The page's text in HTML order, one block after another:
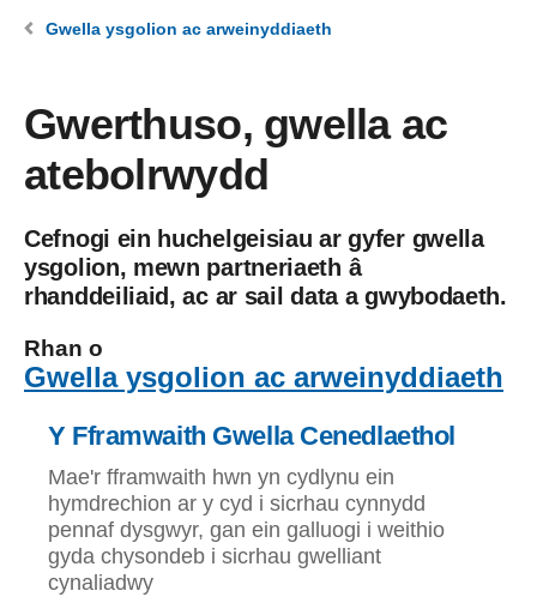
Gwella ysgolion ac arweinyddiaeth
Gwerthuso, gwella ac
atebolrwydd
Cefnogi ein huchelgeisiau ar gyfer gwella
ysgolion, mewn partneriaeth â
rhanddeiliaid, ac ar sail data a gwybodaeth.
Rhan o
Gwella ysgolion ac arweinyddiaeth
Y Fframwaith Gwella Cenedlaethol
Mae'r fframwaith hwn yn cydlynu ein
hymdrechion ar y cyd i sicrhau cynnydd
pennaf dysgwyr, gan ein galluogi i weithio
gyda chysondeb i sicrhau gwelliant
cynaliadwy